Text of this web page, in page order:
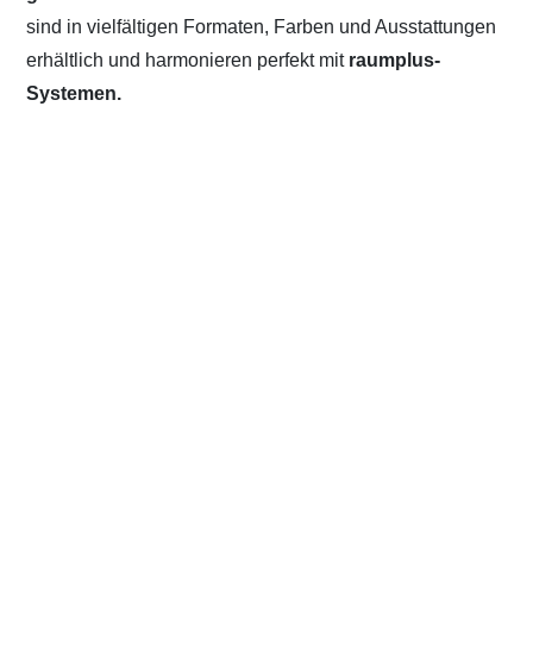
sind in vielfältigen Formaten, Farben und Ausstattungen
erhältlich und harmonieren perfekt mit raumplus-
Systemen.